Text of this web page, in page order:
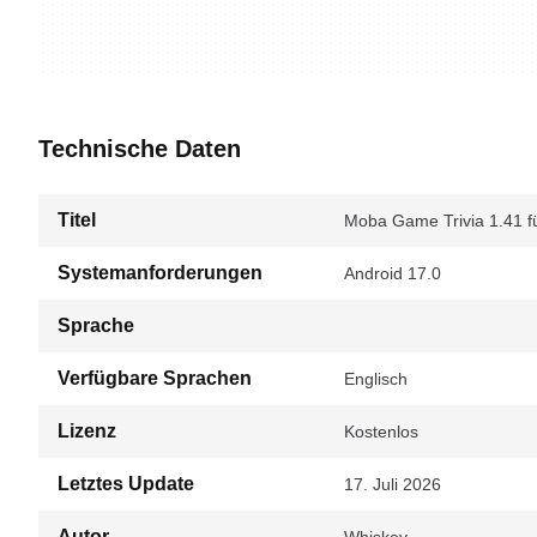
Technische Daten
Titel Moba Game Trivia 1.41
Systemanforderungen Android 17.0
Sprache
Verfügbare Sprachen Englisch
Lizenz Kostenlos
Letztes Update 17. Juli 2026